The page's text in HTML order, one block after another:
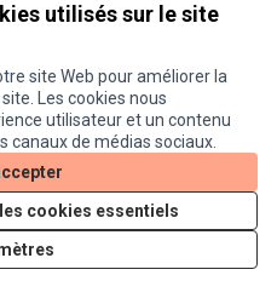
utilisés sur le site
site Web pour améliorer la
Les cookies nous
utilisateur et un contenu
canaux de médias sociaux.
cookies essentiels
publiques
Job